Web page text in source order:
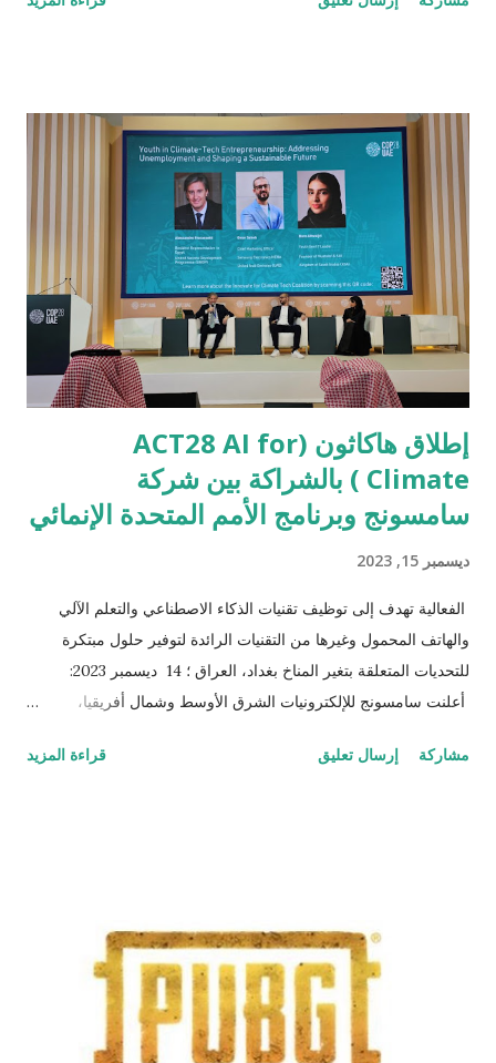
بالمركز الأول في المسابقات الوطنية في بلدانهم. منذ إطلاقها في
مستوى علومهم وخبراتهم بالتماشي مع التسارع الحاصل في مجال دمج
التكنولوجيا في الحياة العامة ومختلف القطاعات والصناعات. وتعتبر
المسابقة برنامجاً رائداً لتطوير مواهب تقنية المعلومات والاتصالات،
ودفع عجلة تطوير القدرات التنافسية الوطنية لدول المنطقة من خلال
إعداد الموارد البشرية المتخصصة وقادة المستقبل التقنيين الذين
سيسهمون بفاعلية في مسيرة التنمية الاقتصادية والاجتماعية لبلدانهم
من خلال الاستفادة القصوى من التكن...
إطلاق هاكاثون (ACT28 AI for
Climate ) بالشراكة بين شركة
سامسونج وبرنامج الأمم المتحدة الإنمائي
ديسمبر 15, 2023
الفعالية تهدف إلى توظيف تقنيات الذكاء الاصطناعي والتعلم الآلي
والهاتف المحمول وغيرها من التقنيات الرائدة لتوفير حلول مبتكرة
للتحديات المتعلقة بتغير المناخ بغداد، العراق ؛ 14 ديسمبر 2023:
أعلنت سامسونج للإلكترونيات الشرق الأوسط وشمال أفريقيا،
(ACT28 AI for Climate) إقليمي لدعم جهود مكافحة تغير المناخ
بمناسبة مشاركتهما في مؤتمر الأطراف (COP28). وشارك في الجلسة
كل من عمر صاحب، الرئيس التنفيذي للتسويق في سامسونج الشرق
الأوسط وشمال إفريقيا؛ وأليساندرو فراكاسيتي، الممثل المقيم لبرنامج
الأمم المتحدة الإنمائي في جمهورية مصر العربية؛ ونورا التويجري،
مشاركة إرسال تعليق قراءة المزيد